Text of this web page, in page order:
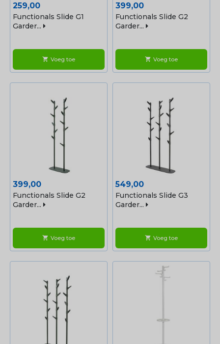
Prijs
259,00
Functionals Slide G1
Garder...
shopping_cart Voeg toe
Prijs
399,00
Functionals Slide G2
Garder...
shopping_cart Voeg toe
Prijs
399,00
Functionals Slide G2
Garder...
shopping_cart Voeg toe
Prijs
549,00
Functionals Slide G3
Garder...
shopping_cart Voeg toe